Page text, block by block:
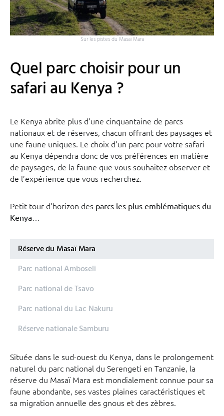
Sur les pistes du Masai Mara
Quel parc choisir pour un
safari au Kenya ?
Le Kenya abrite plus d’une cinquantaine de parcs
nationaux et de réserves, chacun offrant des paysages et
une faune uniques. Le choix d’un parc pour votre safari
au Kenya dépendra donc de vos préférences en matière
de paysages, de la faune que vous souhaitez observer et
de l’expérience que vous recherchez.
Petit tour d’horizon des parcs les plus emblématiques du
Kenya…
Réserve du Masaï Mara
Parc national Amboseli
Parc national de Tsavo
Parc national du Lac Nakuru
Réserve nationale Samburu
Située dans le sud-ouest du Kenya, dans le prolongement
naturel du parc national du Serengeti en Tanzanie, la
réserve du Masaï Mara est mondialement connue pour sa
faune abondante, ses vastes plaines caractéristiques et
sa migration annuelle des gnous et des zèbres.